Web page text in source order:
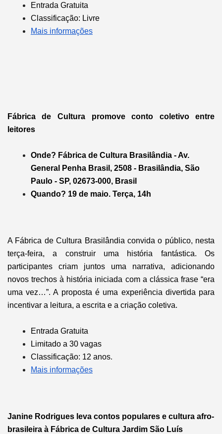
Entrada Gratuita
Classificação: Livre
Mais informações
Fábrica de Cultura promove conto coletivo entre
leitores
Onde? Fábrica de Cultura Brasilândia -Av.
General Penha Brasil, 2508 - Brasilândia, São
Paulo - SP, 02673-000, Brasil
Quando? 19 de maio. Terça, 14h
A Fábrica de Cultura Brasilândia convida o público, nesta
terça-feira, a construir uma história fantástica. Os
participantes criam juntos uma narrativa, adicionando
novos trechos à história iniciada com a clássica frase “era
uma vez…”. A proposta é uma experiência divertida para
incentivar a leitura, a escrita e a criação coletiva.
Entrada Gratuita
Limitado a 30 vagas
Classificação: 12 anos.
Mais informações
Janine Rodrigues leva contos populares e cultura afro-
brasileira à Fábrica de Cultura Jardim São Luís